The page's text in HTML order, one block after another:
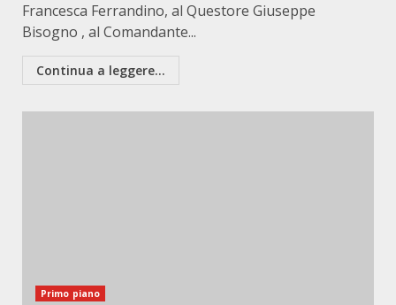
Francesca Ferrandino, al Questore Giuseppe
Bisogno , al Comandante...
Continua a leggere...
Primo piano